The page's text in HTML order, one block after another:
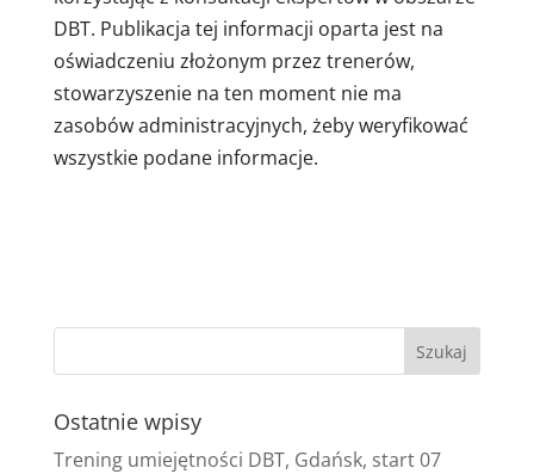
DBT. Publikacja tej informacji oparta jest na
oświadczeniu złożonym przez trenerów,
stowarzyszenie na ten moment nie ma
zasobów administracyjnych, żeby weryfikować
wszystkie podane informacje.
Ostatnie wpisy
Trening umiejętności DBT, Gdańsk, start 07